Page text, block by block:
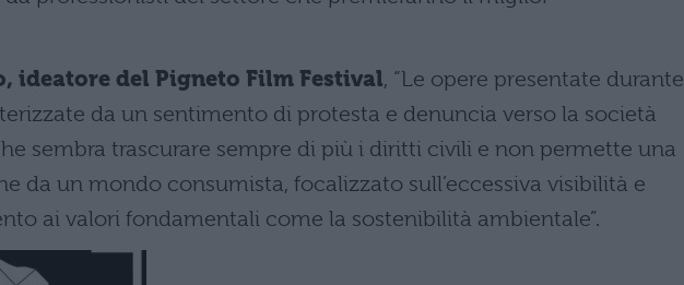
ideatore del Pigneto Film Festival, “Le opere presentate
da un sentimento di protesta e denuncia verso la società
sembra trascurare sempre di più i diritti civili e non permette una
da un mondo consumista, focalizzato sull’eccessiva visibilità e
ai valori fondamentali come la sostenibilità ambientale”.